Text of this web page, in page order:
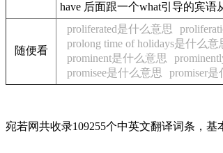
have 后面跟一个what引导的宾
随便看
proliferated是什么意思
prolong time of holidays是什么意
prominent是什么意思
promisee是什么意思
promiser
宛若网共收录109255个中英文翻译词条，